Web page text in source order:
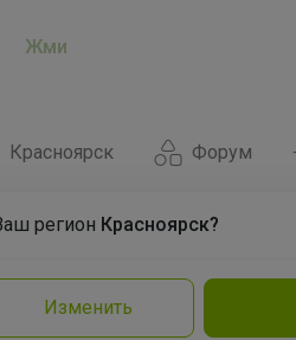
Жми
Форум
Красноярск
регион Красноярск?
Изменить
Команда